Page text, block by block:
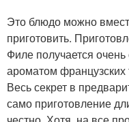
Это блюдо можно
приготовить.
Филе получается
ароматом французских
Весь секрет в
само приготовление